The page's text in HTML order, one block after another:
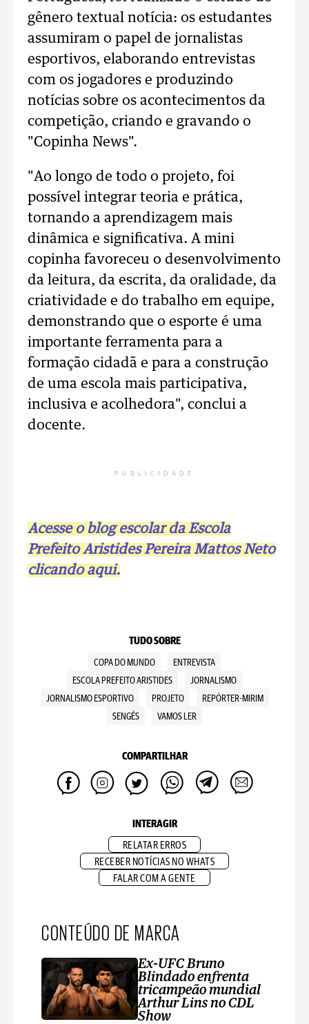
gênero textual notícia: os estudantes
assumiram o papel de jornalistas
esportivos, elaborando entrevistas
com os jogadores e produzindo
notícias sobre os acontecimentos da
competição, criando e gravando o
"Copinha News".
"Ao longo de todo o projeto, foi
possível integrar teoria e prática,
tornando a aprendizagem mais
dinâmica e significativa. A mini
copinha favoreceu o desenvolvimento
da leitura, da escrita, da oralidade, da
criatividade e do trabalho em equipe,
demonstrando que o esporte é uma
importante ferramenta para a
formação cidadã e para a construção
de uma escola mais participativa,
inclusiva e acolhedora", conclui a
docente.
PUBLICIDADE
Acesse o blog escolar da Escola
Prefeito Aristides Pereira Mattos Neto
clicando aqui.
TUDO SOBRE
COPA DO MUNDO
ENTREVISTA
ESCOLA PREFEITO ARISTIDES
JORNALISMO
JORNALISMO ESPORTIVO
PROJETO
REPÓRTER-MIRIM
SENGÉS
VAMOS LER
COMPARTILHAR
INTERAGIR
RELATAR ERROS
RECEBER NOTÍCIAS NO WHATS
FALAR COM A GENTE
CONTEÚDO DE MARCA
Ex-UFC Bruno
Blindado enfrenta
tricampeão mundial
Arthur Lins no CDL
Show